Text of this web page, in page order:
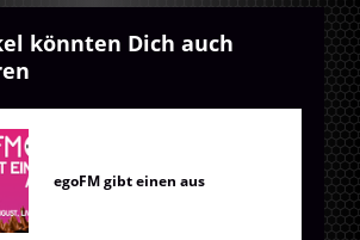
könnten Dich auch
egoFM gibt einen aus